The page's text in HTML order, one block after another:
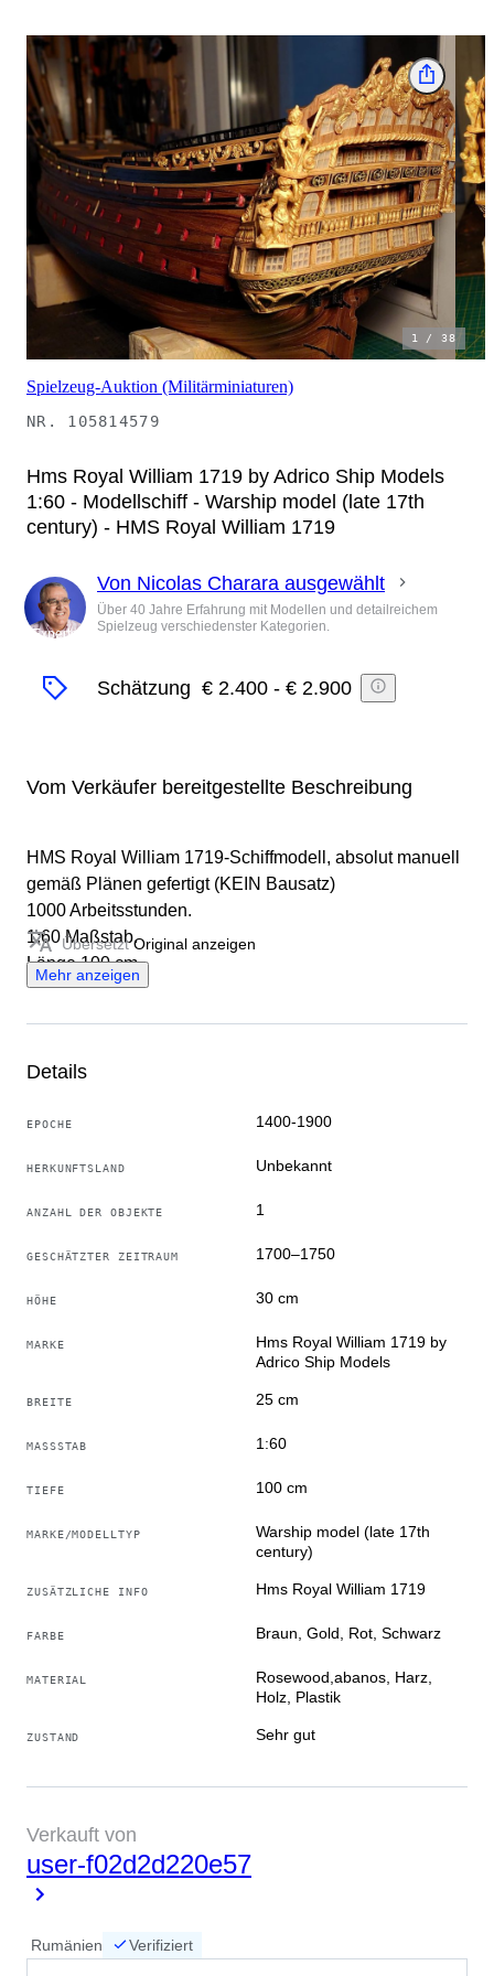
1 /38
Spielzeug-Auktion (Militärminiaturen)
NR. 105814579
Hms Royal William 1719 by Adrico Ship Models
1:60 - Modellschiff - Warship model (late 17th
century) - HMS Royal William 1719
Experte
Von Nicolas Charara ausgewählt
Über 40 Jahre Erfahrung mit Modellen und detailreichem
Spielzeug verschiedenster Kategorien.
Schätzung € 2.400 - € 2.900
Vom Verkäufer bereitgestellte Beschreibung
HMS Royal William 1719-Schiffmodell, absolut manuell
gemäß Plänen gefertigt (KEIN Bausatz)
1000 Arbeitsstunden.
1:60 Maßstab.
Länge 100 cm.
Makelloser Zustand.
wissen.
Übersetzt Original anzeigen
Mehr anzeigen
Details
EPOCHE 1400-1900
HERKUNFTSLAND Unbekannt
ANZAHL DER OBJEKTE 1
GESCHÄTZTER ZEITRAUM 1700–1750
HÖHE 30 cm
MARKE
Hms Royal William 1719 by
Adrico Ship Models
BREITE 25 cm
MASSSTAB 1:60
TIEFE 100 cm
MARKE/MODELLTYP
Warship model (late 17th
century)
ZUSÄTZLICHE INFO Hms Royal William 1719
FARBE Braun, Gold, Rot, Schwarz
MATERIAL
Rosewood,abanos, Harz,
Holz, Plastik
ZUSTAND Sehr gut
Verkauft von
user-f02d2d220e57
Rumänien Verifiziert